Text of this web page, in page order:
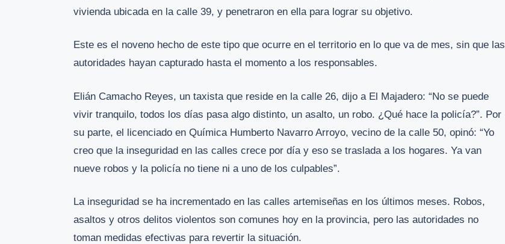
vivienda ubicada en la calle 39, y penetraron en ella para lograr su objetivo.
Este es el noveno hecho de este tipo que ocurre en el territorio en lo que va de mes, sin que las
autoridades hayan capturado hasta el momento a los responsables.
Elián Camacho Reyes, un taxista que reside en la calle 26, dijo a El Majadero: “No se puede
vivir tranquilo, todos los días pasa algo distinto, un asalto, un robo. ¿Qué hace la policía?”. Por
su parte, el licenciado en Química Humberto Navarro Arroyo, vecino de la calle 50, opinó: “Yo
creo que la inseguridad en las calles crece por día y eso se traslada a los hogares. Ya van
nueve robos y la policía no tiene ni a uno de los culpables”.
La inseguridad se ha incrementado en las calles artemiseñas en los últimos meses. Robos,
asaltos y otros delitos violentos son comunes hoy en la provincia, pero las autoridades no
toman medidas efectivas para revertir la situación.